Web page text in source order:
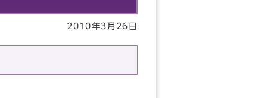
2010年3月26日